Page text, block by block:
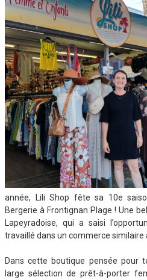
année, Lili Shop fête sa 10e
Bergerie à Frontignan Plage ! Une
Lapeyradoise, qui a saisi
travaillé dans un commerce similaire
Dans cette boutique pensée pour
large sélection de prêt-à-porter